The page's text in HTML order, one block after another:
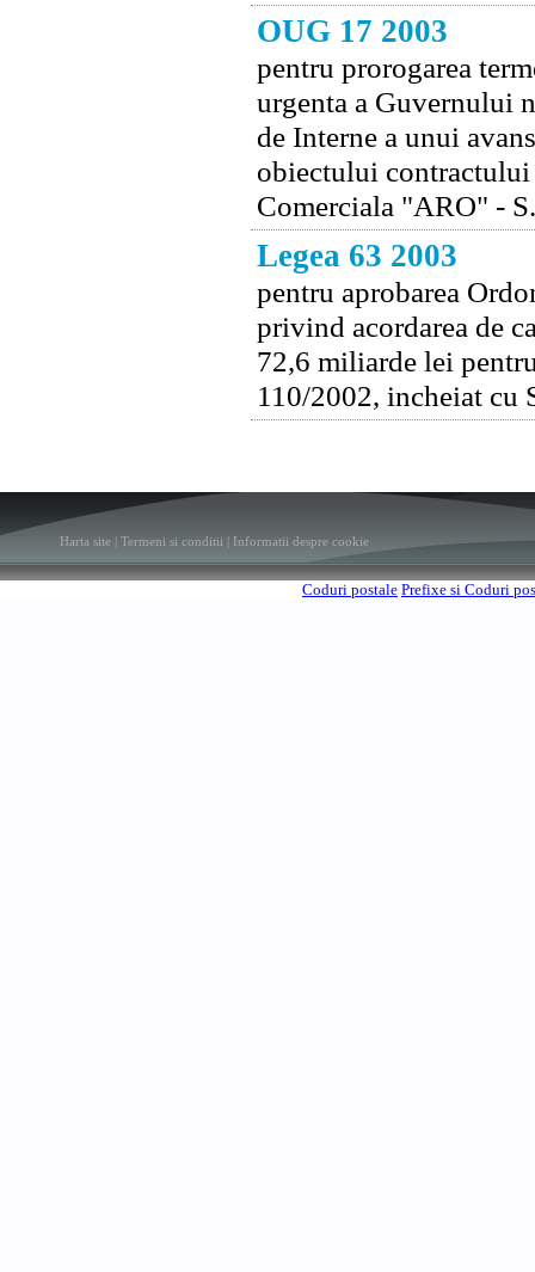
OUG 17 2003
pentru prorogarea
urgenta a Guvernului
de Interne a unui
obiectului contractului
Comerciala "ARO" -
Legea 63 2003
pentru aprobarea
privind acordarea de
72,6 miliarde lei
110/2002, incheiat cu
Harta site Termeni si conditii Informatii despre cookie
Coduri postale Prefixe si Coduri